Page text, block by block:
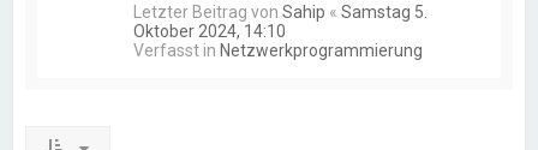
Letzter Beitrag vonSahip «Samstag 5.
Oktober 2024, 14:10
Verfasst in Netzwerkprogrammierung